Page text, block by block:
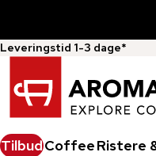
Leveringstid 1-3 dage*
TilbudCoffeeRistere